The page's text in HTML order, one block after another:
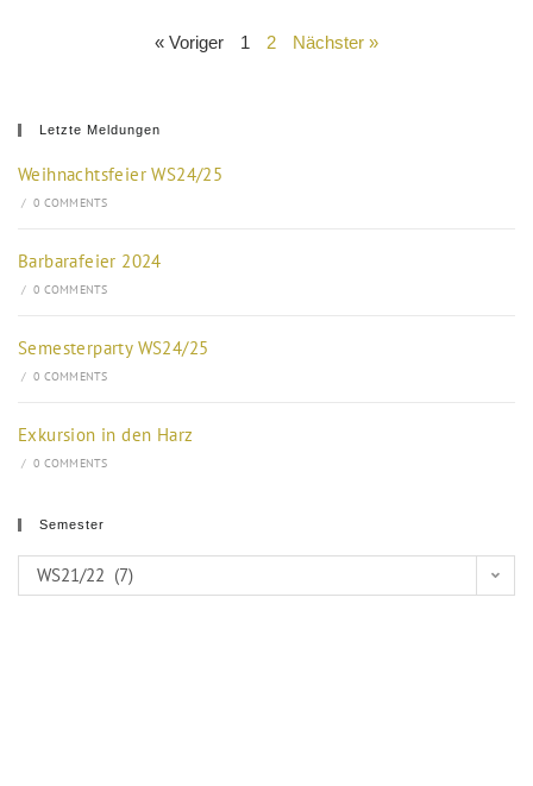
« Voriger 1 2 Nächster »
Letzte Meldungen
Weihnachtsfeier WS24/25
/ 0 COMMENTS
Barbarafeier 2024
/ 0 COMMENTS
Semesterparty WS24/25
/ 0 COMMENTS
Exkursion in den Harz
/ 0 COMMENTS
Semester
WS21/22 (7)